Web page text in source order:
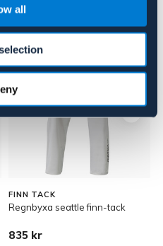
all
FINN TACK
Regnbyxa seattle finn-tack
835 kr